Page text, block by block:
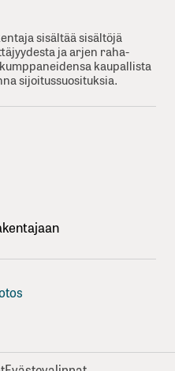
sisältää sisältöjä
ja arjen raha-
kaupallista
sijoitussuosituksia.